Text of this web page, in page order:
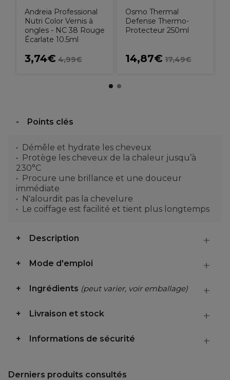
Andreia Professional
Nutri Color Vernis à
ongles - NC 38 Rouge
Écarlate 10.5ml
3,74€ 4,99€
Osmo Thermal
Defense Thermo-
Protecteur 250ml
14,87€ 17,49€
Points clés
Démêle et hydrate les cheveux
Protège les cheveux de la chaleur jusqu’à
230°C
Procure une brillance et une douceur
immédiate
N'alourdit pas la chevelure
Le coiffage est facilité et tient plus longtemps
Description
Mode d'emploi
Ingrédients (peut varier, voir emballage)
Livraison et stock
Informations de sécurité
Derniers produits consultés